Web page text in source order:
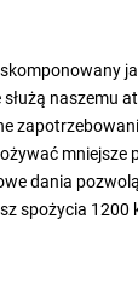
mniejsze
dania
spożycia